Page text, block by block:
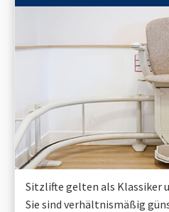
Sitzlifte gelten als Klassiker
Sie sind verhältnismäßig